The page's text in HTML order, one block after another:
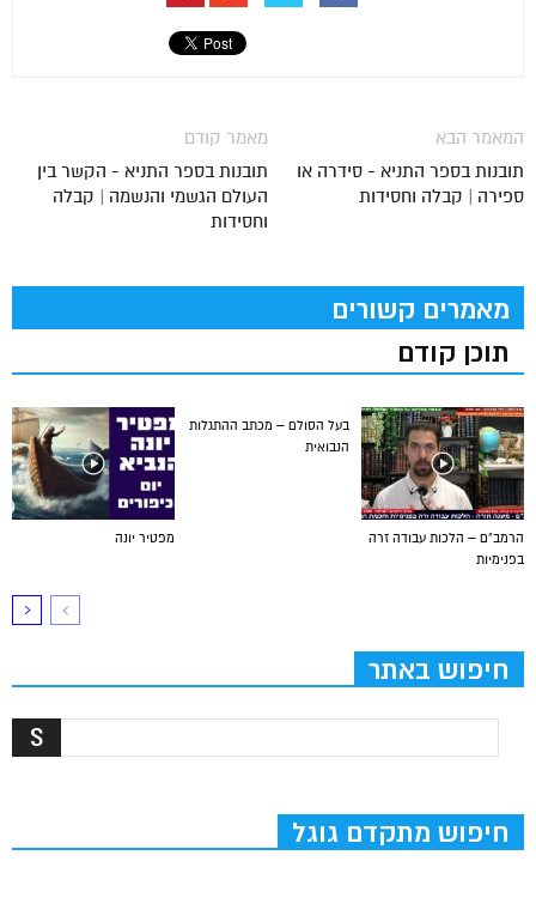
מאמר קודם
תובנות בספר התניא - הקשר בין
העולם הגשמי והנשמה | קבלה
וחסידות
המאמר הבא
תובנות בספר התניא - סידרה או
ספירה | קבלה וחסידות
מאמרים קשורים
תוכן קודם
מפטיר יונה
בעל הסולם – מכתב ההתגלות
הנבואית
הרמב”ם – הלכות עבודה זרה
בפנימיות
חיפוש באתר
חיפוש מתקדם גוגל